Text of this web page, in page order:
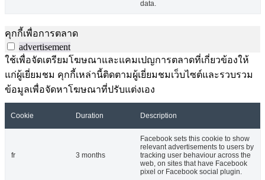
data.
คุกกี้เพื่อการตลาด
advertisement
ใช้เพื่อจัดเตรียมโฆษณาและแคมเปญการตลาดที่เกี่ยวข้องให้
แก่ผู้เยี่ยมชม คุกกี้เหล่านี้ติดตามผู้เยี่ยมชมเว็บไซต์และรวบรวม
ข้อมูลเพื่อจัดหาโฆษณาที่ปรับแต่งเอง
Cookie Duration Description
fr 3 months
Facebook sets this cookie to show
relevant advertisements to users by
tracking user behaviour across the
web, on sites that have Facebook
pixel or Facebook social plugin.